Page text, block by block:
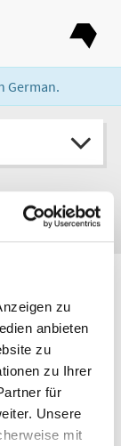
zu
anbieten
zu
zu Ihrer
für
Unsere
mit
German.